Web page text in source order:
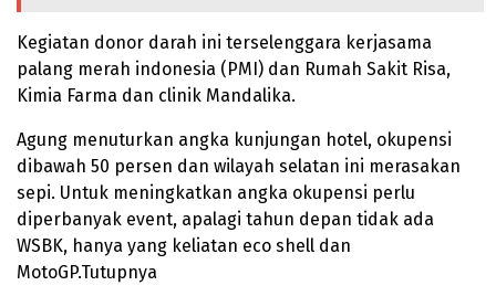
Kegiatan donor darah ini terselenggara kerjasama
palang merah indonesia (PMI) dan Rumah Sakit Risa,
Kimia Farma dan clinik Mandalika.
Agung menuturkan angka kunjungan hotel, okupensi
dibawah 50 persen dan wilayah selatan ini merasakan
sepi. Untuk meningkatkan angka okupensi perlu
diperbanyak event, apalagi tahun depan tidak ada
WSBK, hanya yang keliatan eco shell dan
MotoGP.Tutupnya